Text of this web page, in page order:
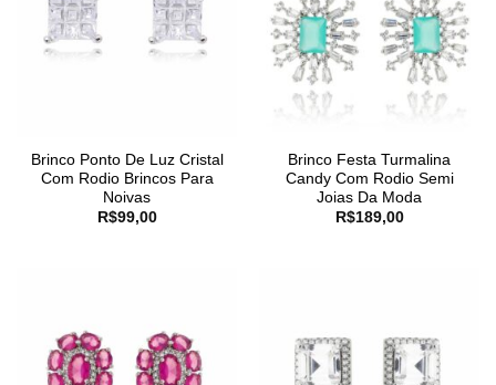
Brinco Ponto De Luz Cristal
Com Rodio Brincos Para
Noivas
R$99,00
Brinco Festa Turmalina
Candy Com Rodio Semi
Joias Da Moda
R$189,00